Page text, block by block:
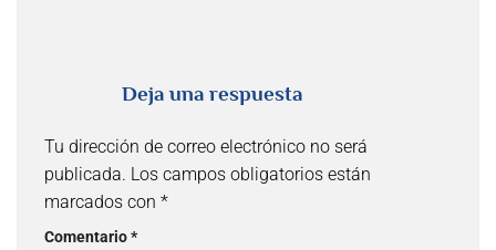
Deja una respuesta
Tu dirección de correo electrónico no será
publicada. Los campos obligatorios están
marcados con *
Comentario*